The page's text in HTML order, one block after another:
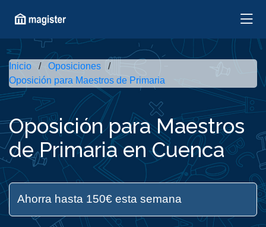
Inicio
Oposiciones
Oposición para Maestros de Primaria
Oposición para Maestros
de Primaria en Cuenca
Ahorra hasta 150€ esta semana